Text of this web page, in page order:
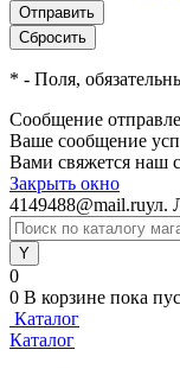
* - Поля,
Сообщение
Ваше сообщение
Вами свяжется наш
Закрыть окно
4149488@mail.ruул.
0
0 В корзине пока
Каталог
Каталог